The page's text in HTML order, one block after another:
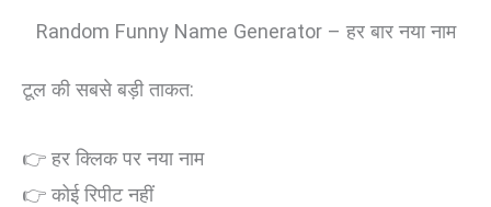
Random Funny Name Generator – हर बार नया नाम
टूल की सबसे बड़ी ताकत:
👉 हर क्लिक पर नया नाम
👉 कोई रिपीट नहीं